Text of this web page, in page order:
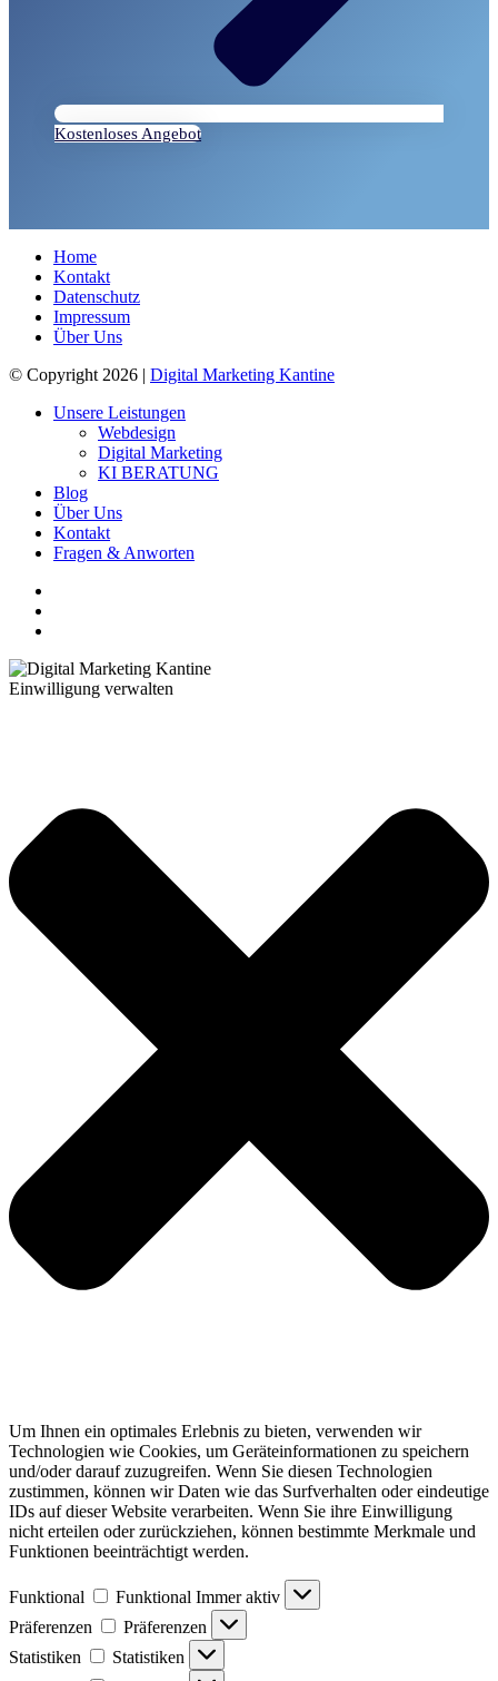
Kostenloses Angebot
Home
Kontakt
Datenschutz
Impressum
Über Uns
© Copyright 2026 | Digital Marketing Kantine
Unsere Leistungen
Webdesign
Digital Marketing
KI BERATUNG
Blog
Über Uns
Kontakt
Fragen & Anworten
Einwilligung verwalten
Um Ihnen ein optimales Erlebnis zu bieten, verwenden wir
Technologien wie Cookies, um Geräteinformationen zu speichern
und/oder darauf zuzugreifen. Wenn Sie diesen Technologien
zustimmen, können wir Daten wie das Surfverhalten oder eindeutige
IDs auf dieser Website verarbeiten. Wenn Sie ihre Einwilligung
nicht erteilen oder zurückziehen, können bestimmte Merkmale und
Funktionen beeinträchtigt werden.
Funktional Funktional Immer aktiv
Präferenzen
Präferenzen
Statistiken
Statistiken